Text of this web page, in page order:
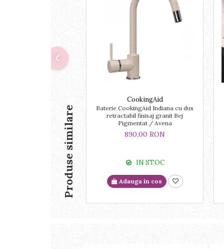
Produse similare
CookingAid
Baterie CookingAid Indiana cu dus
retractabil finisaj granit Bej
Pigmentat / Avena
890,00 RON
IN STOC
Adauga in cos